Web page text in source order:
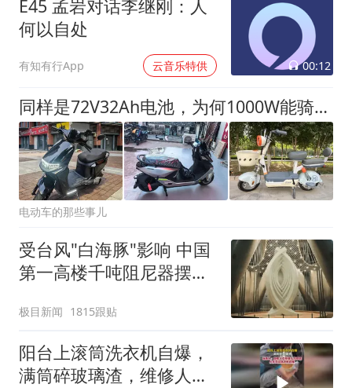
E45 孟岩对话李继刚：人
何以自处
有知有行App 云音乐特供 00:12
同样是72V32Ah电池，为何1000W能骑4年，1500W却只骑1年就报废？
电动车的那些事儿
受台风"白海豚"影响 中国
第一高楼千吨阻尼器摆动
极目新闻 1815跟贴
阳台上滚筒洗衣机自爆，
满筒碎玻璃渣，维修人员